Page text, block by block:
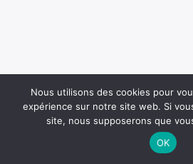
Nous utilisons des cookies pour
expérience sur notre site web. Si
site, nous supposerons que
OK